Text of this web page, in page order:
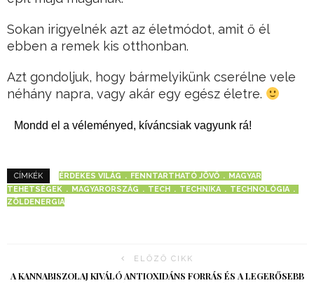
Sokan irigyelnék azt az életmódot, amit ő él
ebben a remek kis otthonban.
Azt gondoljuk, hogy bármelyikünk cserélne vele
néhány napra, vagy akár egy egész életre.
Mondd el a véleményed, kíváncsiak vagyunk rá!
CÍMKÉK ÉRDEKES VILÁG FENNTARTHATÓ JÖVŐ
MAGYAR
TEHETSÉGEK
MAGYARORSZÁG TECH TECHNIKA
TECHNOLÓGIA
ZÖLDENERGIA
ELŐZŐ CIKK
A KANNABISZOLAJ KIVÁLÓ ANTIOXIDÁNS FORRÁS ÉS A LEGERŐSEBB